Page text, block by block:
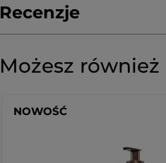
Recenzje
★★★★★
★★★★★
ocen
Możesz również
NOWOŚĆ